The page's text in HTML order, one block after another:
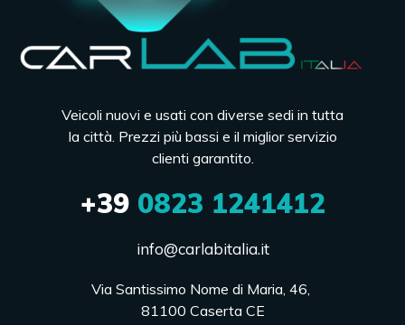
Veicoli nuovi e usati con diverse sedi in tutta
la città. Prezzi più bassi e il miglior servizio
clienti garantito.
+390823 1241412
info@carlabitalia.it
Via Santissimo Nome di Maria, 46,
81100 Caserta CE